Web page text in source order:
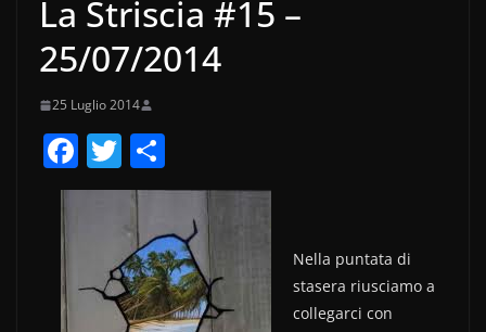
La Striscia #15 –
25/07/2014
25 Luglio 2014
F
a
b
T
w
itt
er
o
di
vi
Nella puntata di
stasera riusciamo a
collegarci con